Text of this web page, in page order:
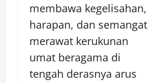
membawa kegelisahan,
harapan, dan semangat
merawat kerukunan
umat beragama di
tengah derasnya arus